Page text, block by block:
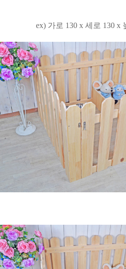
ex) 가로 130 x 세로 130 x